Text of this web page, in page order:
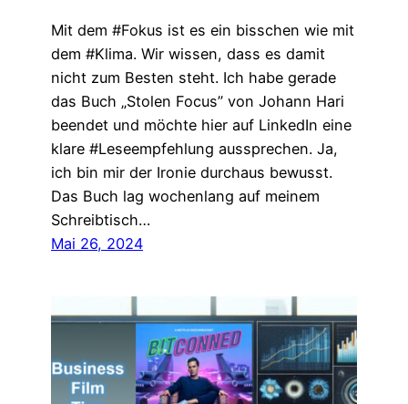
Mit dem #Fokus ist es ein bisschen wie mit
dem #Klima. Wir wissen, dass es damit
nicht zum Besten steht. Ich habe gerade
das Buch „Stolen Focus” von Johann Hari
beendet und möchte hier auf LinkedIn eine
klare #Leseempfehlung aussprechen. Ja,
ich bin mir der Ironie durchaus bewusst.
Das Buch lag wochenlang auf meinem
Schreibtisch…
Mai 26, 2024